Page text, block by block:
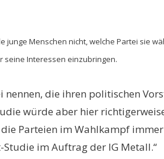
Menschen nicht, welche Partei sie
seine Interessen einzubringen.
die ihren politischen
würde aber hier
Parteien im Wahlkampf
Studie im Auftrag der IG Metall.“